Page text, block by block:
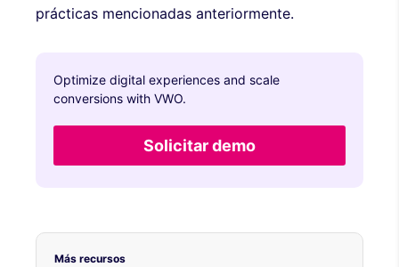
prácticas mencionadas anteriormente.
Optimize digital experiences and scale
conversions with VWO.
Solicitar demo
Más recursos